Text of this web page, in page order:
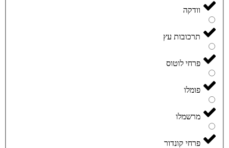
וודקה
תרכובות עץ
פרחי לוטוס
פומלו
מרשמלו
פרחי קונדור